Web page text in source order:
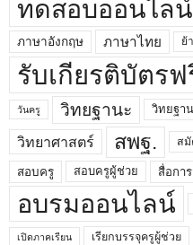
ทดสอบออนไลน์
ภาษาอังกฤษ ภาษาไทย ย้
รับเกียรติบัตรฟ
วันครู วิทยฐานะ วิทยฐา
วิทยาศาสตร์ สพฐ. ส
สอบครู สอบครูผู้ช่วย สื่อกา
อบรมออนไลน์
เปิดภาคเรียน เรียกบรรจุครูผู้ช่วย